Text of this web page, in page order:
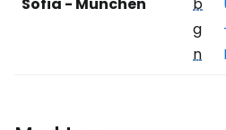
Sofia - München
b
g
n